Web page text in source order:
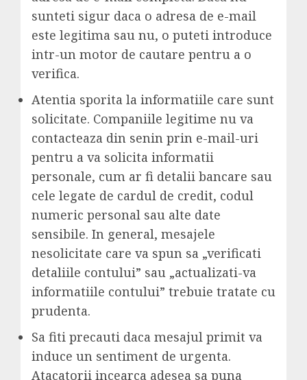
sunteti sigur daca o adresa de e-mail
este legitima sau nu, o puteti introduce
intr-un motor de cautare pentru a o
verifica.
Atentia sporita la informatiile care sunt
solicitate. Companiile legitime nu va
contacteaza din senin prin e-mail-uri
pentru a va solicita informatii
personale, cum ar fi detalii bancare sau
cele legate de cardul de credit, codul
numeric personal sau alte date
sensibile. In general, mesajele
nesolicitate care va spun sa „verificati
detaliile contului” sau „actualizati-va
informatiile contului” trebuie tratate cu
prudenta.
Sa fiti precauti daca mesajul primit va
induce un sentiment de urgenta.
Atacatorii incearca adesea sa puna